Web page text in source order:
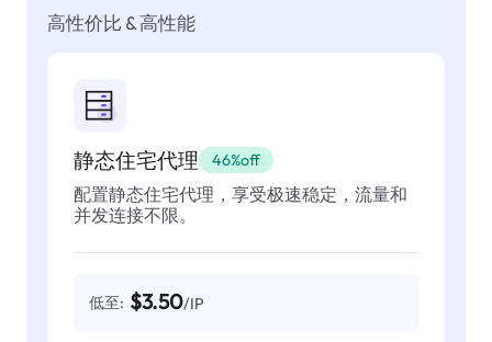
高性价比 & 高性能
静态住宅代理 46%off
配置静态住宅代理，享受极速稳定，流量和
并发连接不限。
低至: $3.50/IP